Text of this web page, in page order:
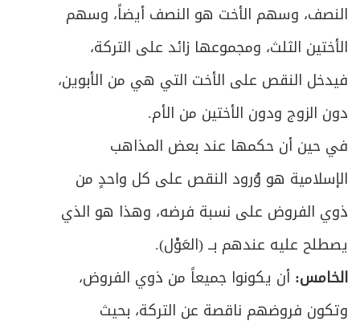
النصف، وسهم الأخت هو النصف أيضاً، وسهم
الأختين الثلث، ومجموعها زائد على التركة،
فيدخل النقص على الأخت التي هي من الأبوين،
دون الزوج ودون الأختين من الأم.
في حين أن حكمها عند بعض المذاهب
الإسلامية هو وُرود النقص على كل واحدٍ من
ذوي الفروض على نسبة فرضه، وهذا هو الذي
يصطلح عليه عندهم بــ (العَوْل).
الخامس: أن يكونوا جميعاً من ذوي الفروض،
وتكون فروضهم ناقصة عن التركة، بحيث